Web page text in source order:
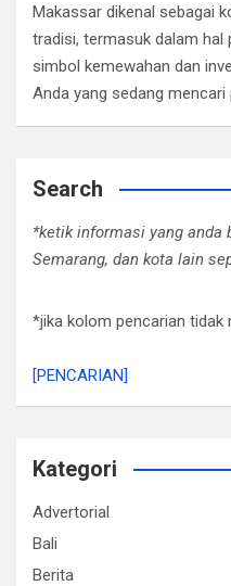
Makassar dikenal sebagai
tradisi, termasuk dalam hal
simbol kemewahan dan
Anda yang sedang
Search
*ketik informasi yang anda
Semarang, dan kota lain
*jika kolom pencarian tidak
[PENCARIAN]
Kategori
Advertorial
Bali
Berita